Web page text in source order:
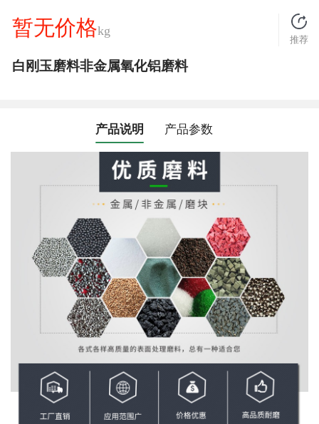
暂无价格kg
推荐
白刚玉磨料非金属氧化铝磨料
产品说明 产品参数